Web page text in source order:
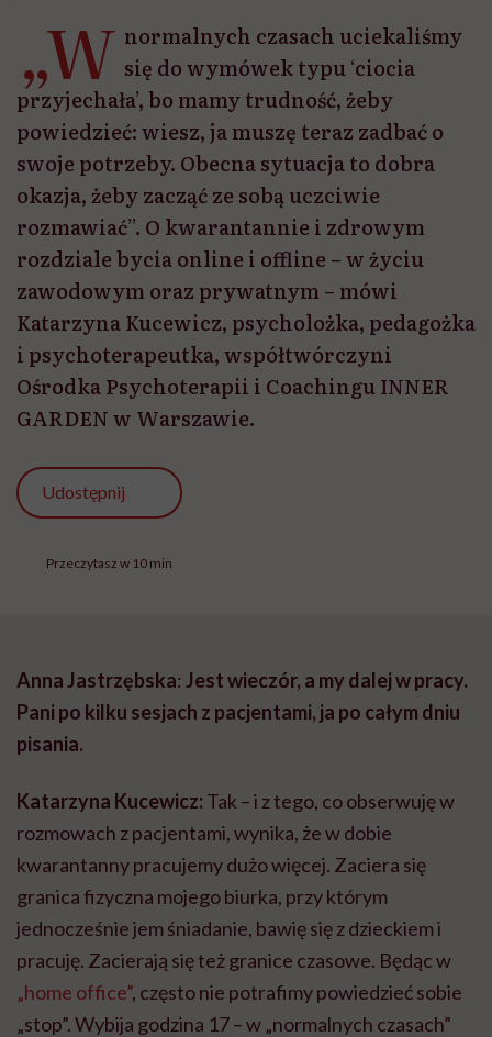
„W normalnych czasach uciekaliśmy
się do wymówek typu ‘ciocia
przyjechała’, bo mamy trudność, żeby
powiedzieć: wiesz, ja muszę teraz zadbać o
swoje potrzeby. Obecna sytuacja to dobra
okazja, żeby zacząć ze sobą uczciwie
rozmawiać”. O kwarantannie i zdrowym
rozdziale bycia online i offline – w życiu
zawodowym oraz prywatnym – mówi
Katarzyna Kucewicz, psycholożka, pedagożka
i psychoterapeutka, współtwórczyni
Ośrodka Psychoterapii i Coachingu INNER
GARDEN w Warszawie.
Udostępnij
Przeczytasz w 10 min
Anna Jastrzębska: Jest wieczór, a my dalej w pracy.
Pani po kilku sesjach z pacjentami, ja po całym dniu
pisania.
Katarzyna Kucewicz: Tak – i z tego, co obserwuję w
rozmowach z pacjentami, wynika, że w dobie
kwarantanny pracujemy dużo więcej. Zaciera się
granica fizyczna mojego biurka, przy którym
jednocześnie jem śniadanie, bawię się z dzieckiem i
pracuję. Zacierają się też granice czasowe. Będąc w
„home office”, często nie potrafimy powiedzieć sobie
„stop”. Wybija godzina 17 – w „normalnych czasach”